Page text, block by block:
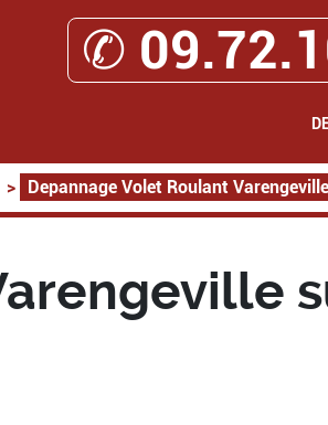
✆
> Depannage Volet Roulant